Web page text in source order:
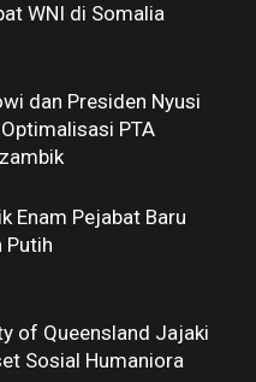
WNI di Somalia
dan Presiden Nyusi
PTA
Enam Pejabat Baru
Putih
of Queensland Jajaki
Sosial Humaniora